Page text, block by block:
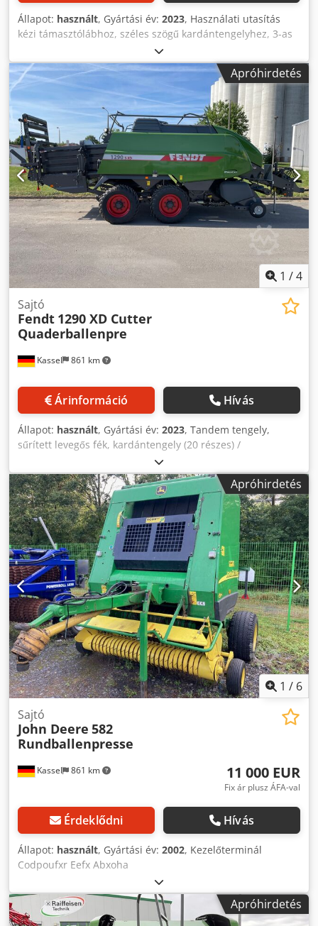
Állapot: használt, Gyártási év: 2023, Használati utasítás
kézi támasztólábhoz, széles szögű kardántengelyhez, 3-as
típus / pickup-vezetőlemez görgős leszorítóval,
magasságban állítható vonórúd levehető / tapadókerekek
620/40x22.5 gumizással, bálázó vágószerkezettel, tandem
tengellyel, vágószerkezettel / bálacsúszdával Chjdpjt
Ebdfsfx Abxja
Apróhirdetés
1 /4
Kassel 861 km
Sajtó
Fendt 1290 XD Cutter
Quaderballenpre
Árinformáció Hívás
Állapot: használt, Gyártási év: 2023, Tandem tengely,
sűrített levegős fék, kardántengely (20 részes) /
Varioterminál 9 colos / bálakidobó Chedpetlrnajfx Abxsa
Apróhirdetés
1 / 6
Kassel 861 km
Sajtó
John Deere 582
Rundballenpresse
11 000 EUR
Fix ár plusz ÁFA-val
Érdeklődni Hívás
Állapot: használt, Gyártási év: 2002, Kezelőterminál
Codpoufxr Eefx Abxoha
Apróhirdetés